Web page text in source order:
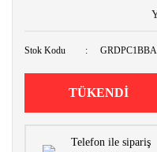
Stok Kodu
TÜKENDİ
Telefon ile sipariş